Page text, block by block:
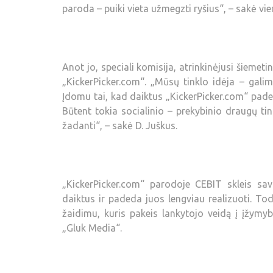
paroda – puiki vieta užmegzti ryšius“, – sakė
Anot jo, speciali komisija, atrinkinėjusi
„KickerPicker.com“. „Mūsų tinklo idėja –
Įdomu tai, kad daiktus „KickerPicker.com“
Būtent tokia socialinio – prekybinio draugų
žadanti“, – sakė D. Juškus.
„KickerPicker.com“ parodoje CEBIT skleis
daiktus ir padeda juos lengviau realizuoti.
žaidimu, kuris pakeis lankytojo veidą į
„Gluk Media“.